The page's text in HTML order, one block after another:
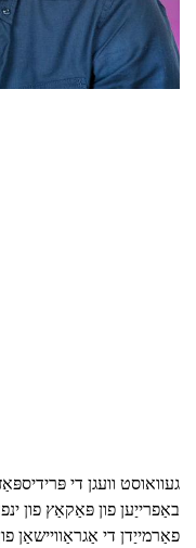
געוואוסט וועגן די
באַפרייַען פון פּאַקאַץ פון
פאַרמייַדן די אַגראַוויישאַן